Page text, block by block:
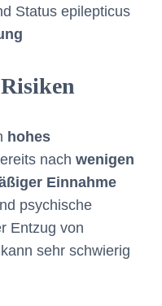
Status epilepticus
hohes
nach wenigen
Einnahme
psychische
Entzug von
sehr schwierig